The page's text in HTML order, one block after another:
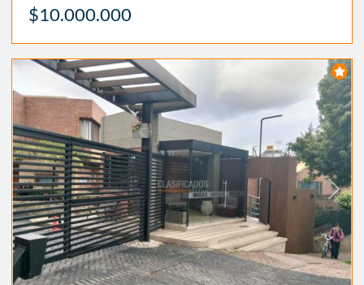
$10.000.000